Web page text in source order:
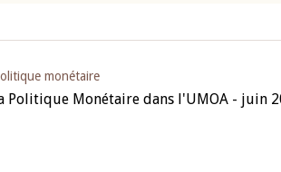
monétaire
Politique Monétaire dans l'UMOA - juin